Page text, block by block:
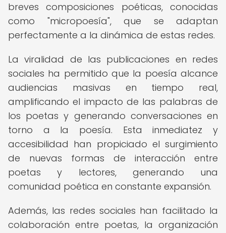
breves composiciones poéticas, conocidas
como "micropoesía", que se adaptan
perfectamente a la dinámica de estas redes.
La viralidad de las publicaciones en redes
sociales ha permitido que la poesía alcance
audiencias masivas en tiempo real,
amplificando el impacto de las palabras de
los poetas y generando conversaciones en
torno a la poesía. Esta inmediatez y
accesibilidad han propiciado el surgimiento
de nuevas formas de interacción entre
poetas y lectores, generando una
comunidad poética en constante expansión.
Además, las redes sociales han facilitado la
colaboración entre poetas, la organización